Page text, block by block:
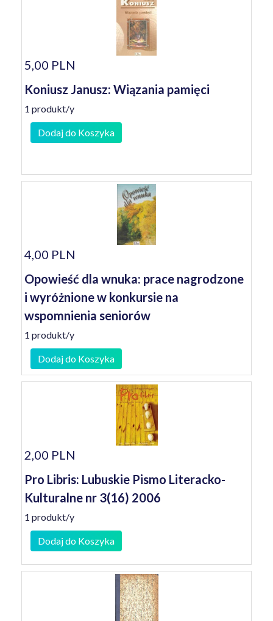
5,00 PLN
Koniusz Janusz: Wiązania pamięci
1 produkt/y
Dodaj do Koszyka
4,00 PLN
Opowieść dla wnuka: prace nagrodzone
i wyróżnione w konkursie na
wspomnienia seniorów
1 produkt/y
Dodaj do Koszyka
2,00 PLN
Pro Libris: Lubuskie Pismo Literacko-
Kulturalne nr 3(16) 2006
1 produkt/y
Dodaj do Koszyka